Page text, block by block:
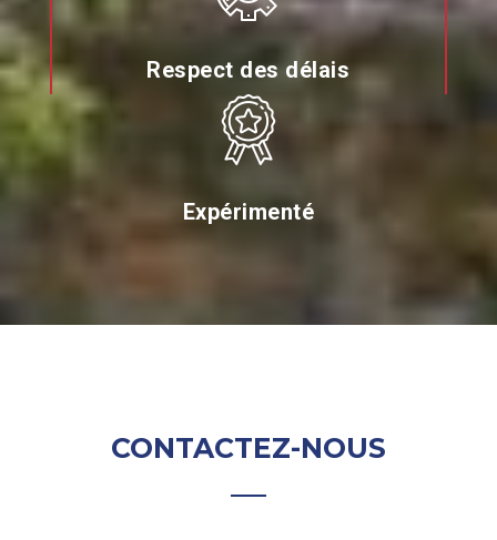
Respect des délais
Expérimenté
CONTACTEZ-NOUS